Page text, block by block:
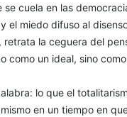
cuela en las
miedo difuso al
la ceguera del
como un ideal, sino
lo que el
en un tiempo en